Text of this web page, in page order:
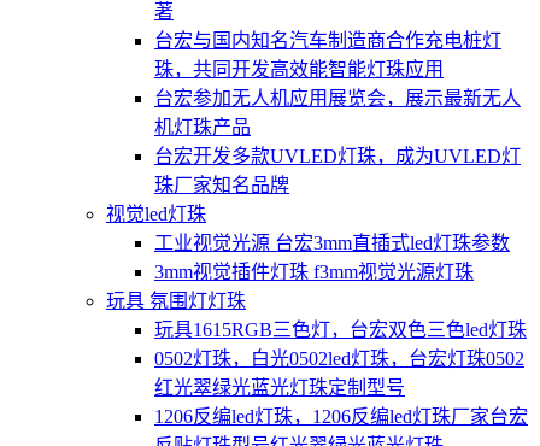
著
台宏与国内知名汽车制造商合作充电桩灯
珠，共同开发高效能智能灯珠应用
台宏参加无人机应用展览会，展示最新无人
机灯珠产品
台宏开发多款UVLED灯珠，成为UVLED灯
珠厂家知名品牌
视觉led灯珠
工业视觉光源 台宏3mm直插式led灯珠参数
3mm视觉插件灯珠 f3mm视觉光源灯珠
玩具 氛围灯灯珠
玩具1615RGB三色灯，台宏双色三色led灯珠
0502灯珠，白光0502led灯珠，台宏灯珠0502
红光翠绿光蓝光灯珠定制型号
1206反编led灯珠，1206反编led灯珠厂家台宏